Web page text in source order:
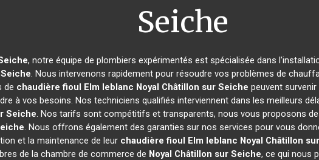
Seiche
, notre équipe de plombiers expérimentés est spécialisée dans
. Nous intervenons rapidement pour résoudre vos problèmes de
de chaudière fioul Elm leblanc Noyal Châtillon sur Seiche peuvent
à vos besoins. Nos techniciens qualifiés interviennent dans les meilleurs
Seiche. Nos tarifs sont compétitifs et transparents, nous vous proposons
. Nous offrons également des garanties sur nos services pour vous
et la maintenance de leur chaudière fioul Elm leblanc Noyal Châtillon
de la chambre de commerce de Noyal Châtillon sur Seiche, ce qui nous